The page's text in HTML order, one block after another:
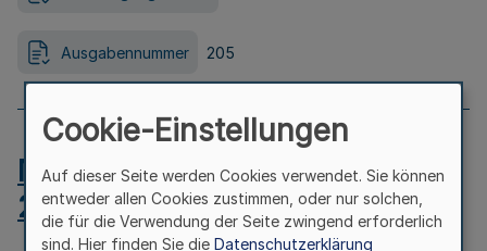
Ausgabennummer 205
MB.NRW 2026 Nr. 204 vom
24.07.2026
Cookie-Einstellungen
Auf dieser Seite werden Cookies verwendet. Sie können
entweder allen Cookies zustimmen, oder nur solchen,
die für die Verwendung der Seite zwingend erforderlich
sind. Hier finden Sie die Datenschutzerklärung